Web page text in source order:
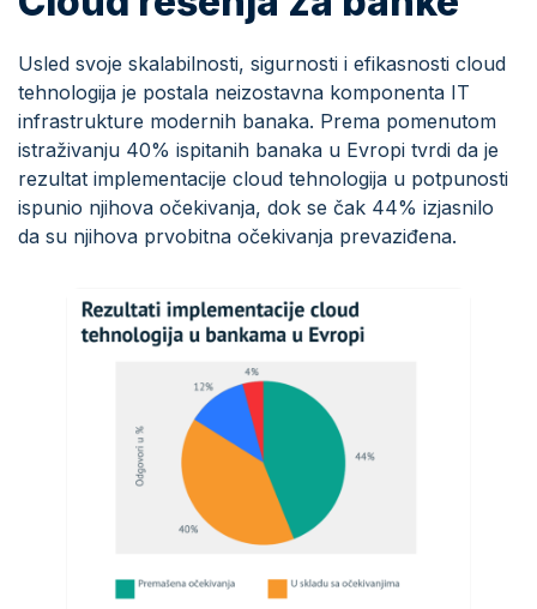
Usled svoje skalabilnosti, sigurnosti i efikasnosti cloud
tehnologija je postala neizostavna komponenta IT
infrastrukture modernih banaka. Prema pomenutom
istraživanju 40% ispitanih banaka u Evropi tvrdi da je
rezultat implementacije cloud tehnologija u potpunosti
ispunio njihova očekivanja, dok se čak 44% izjasnilo
da su njihova prvobitna očekivanja prevaziđena.